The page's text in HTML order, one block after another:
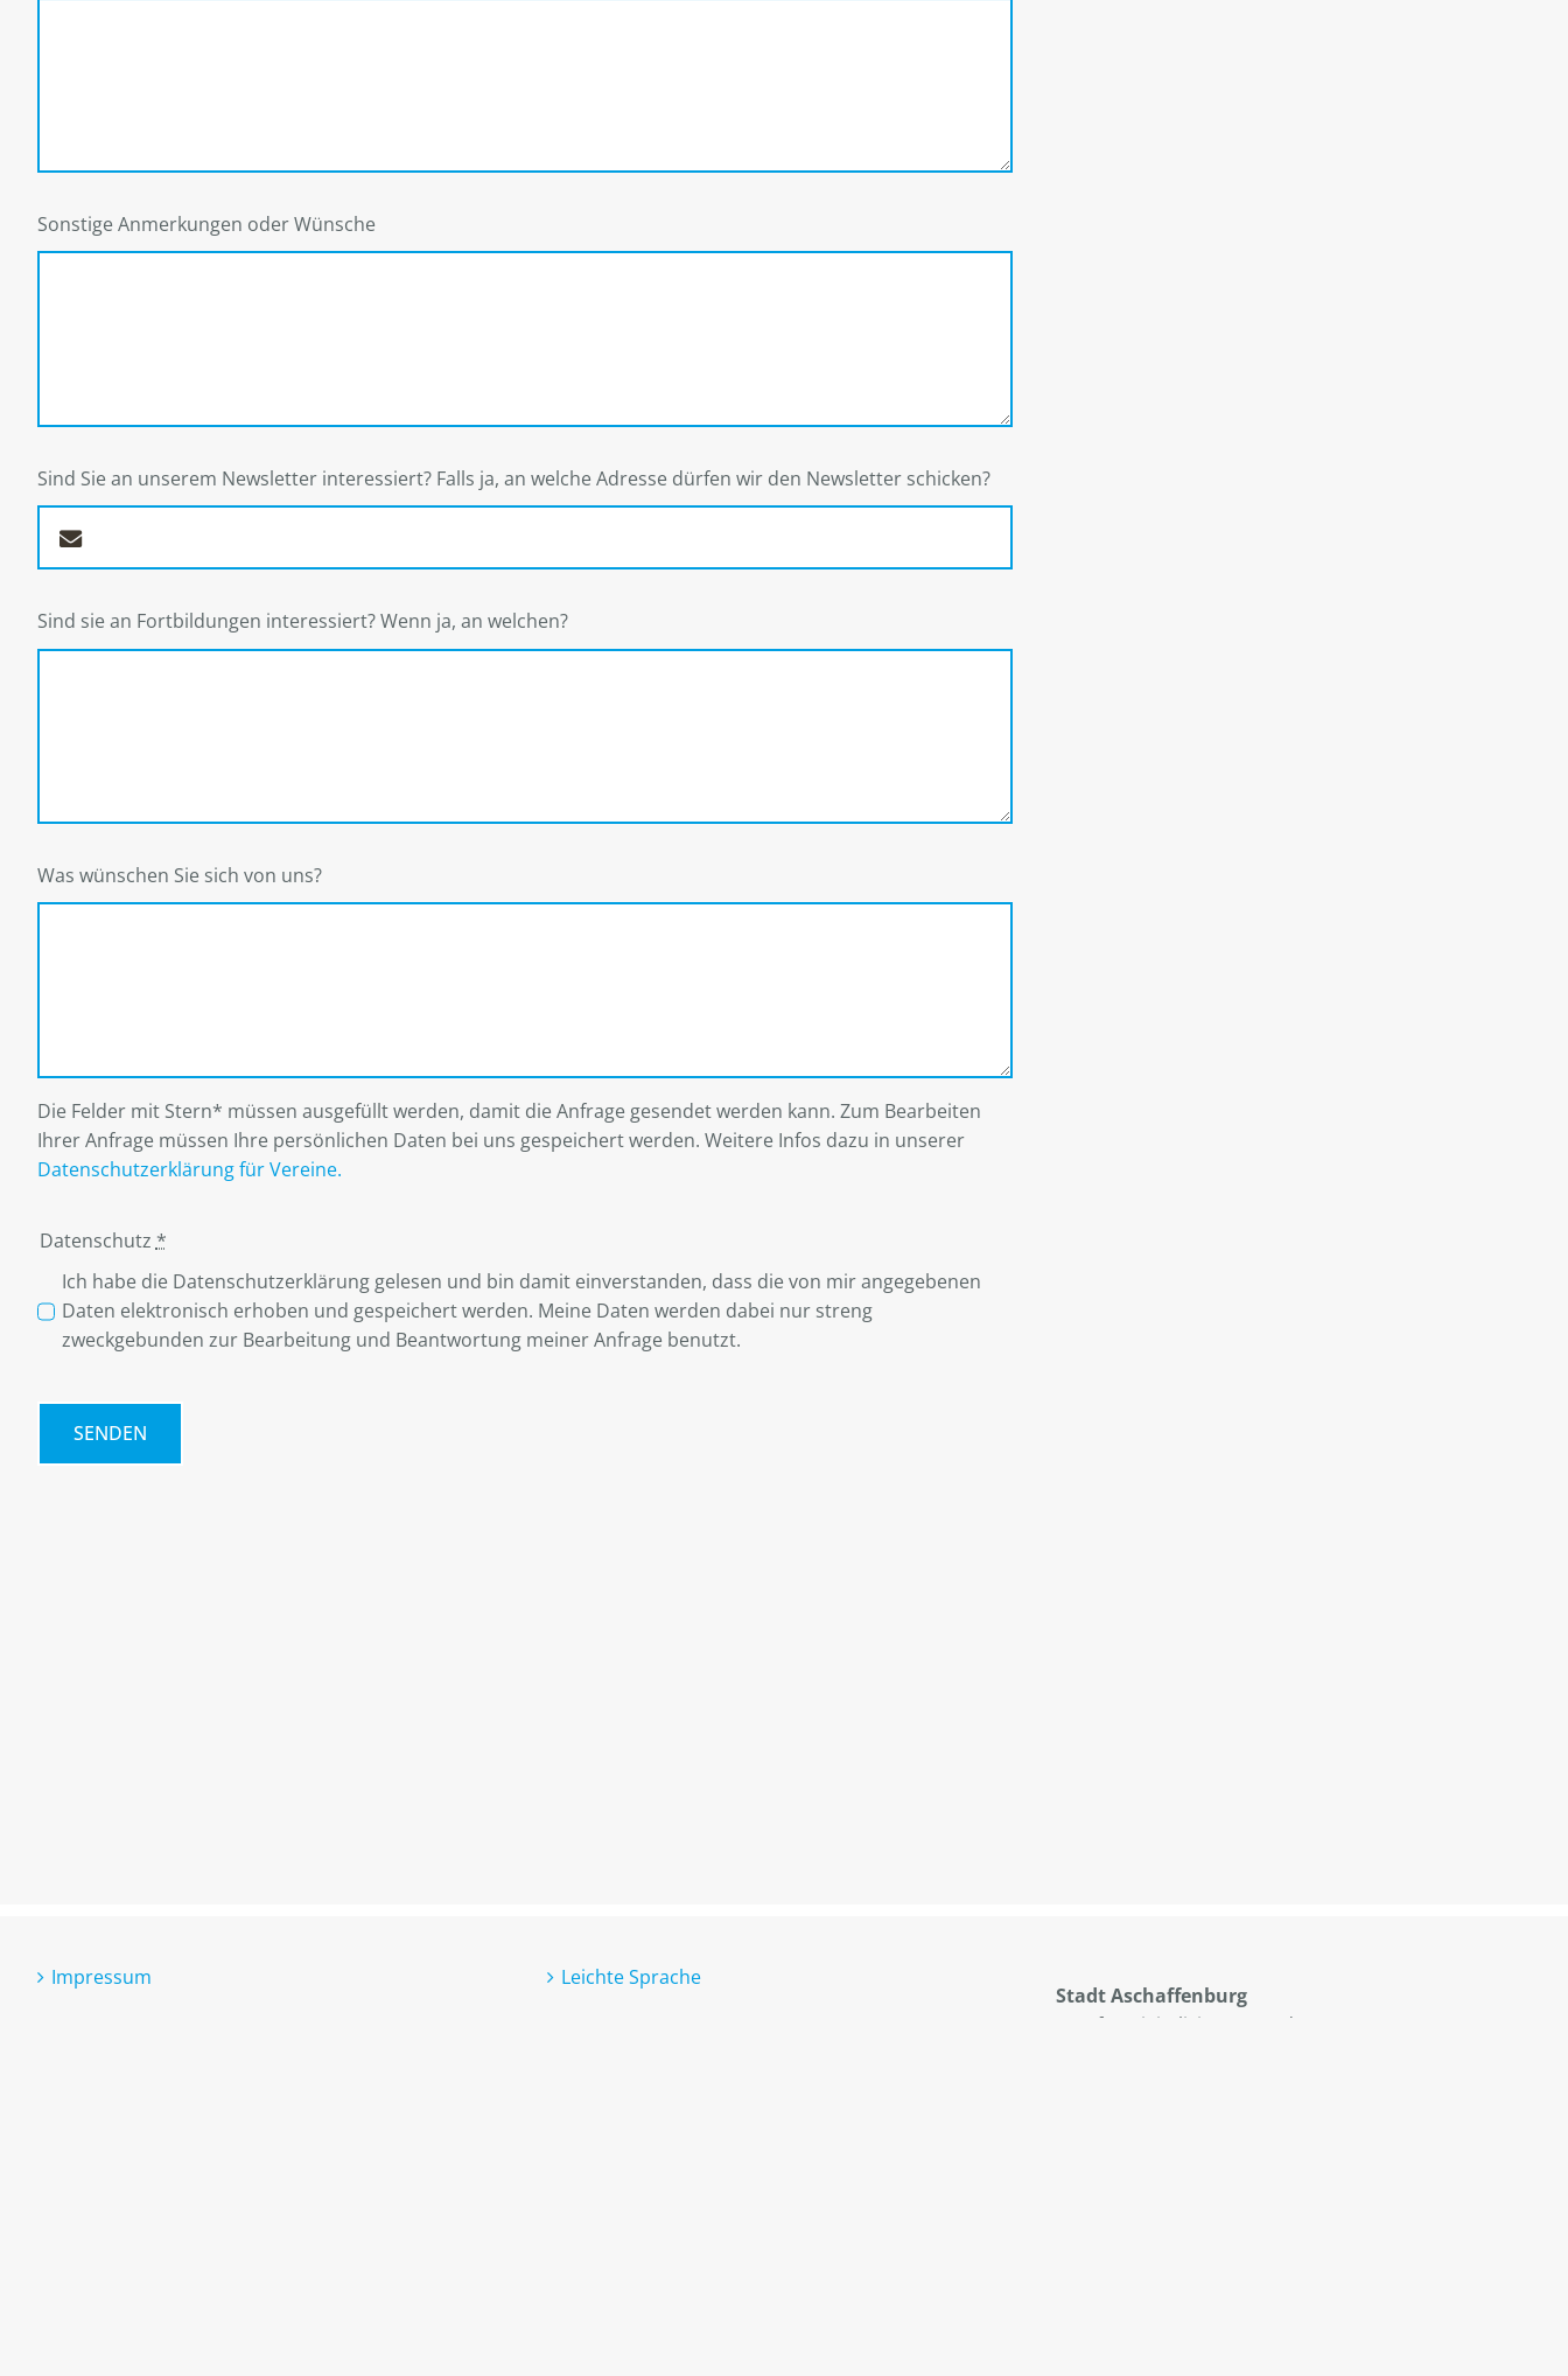
Sonstige Anmerkungen oder Wünsche
Sind Sie an unserem Newsletter interessiert? Falls ja, an welche Adresse dürfen wir den Newsletter schicken?
Sind sie an Fortbildungen interessiert? Wenn ja, an welchen?
Was wünschen Sie sich von uns?
Die Felder mit Stern* müssen ausgefüllt werden, damit die Anfrage gesendet werden kann. Zum Bearbeiten
Ihrer Anfrage müssen Ihre persönlichen Daten bei uns gespeichert werden. Weitere Infos dazu in unserer
Datenschutzerklärung für Vereine.
Datenschutz *
Ich habe die Datenschutzerklärung gelesen und bin damit einverstanden, dass die von mir angegebenen
Daten elektronisch erhoben und gespeichert werden. Meine Daten werden dabei nur streng
zweckgebunden zur Bearbeitung und Beantwortung meiner Anfrage benutzt.
SENDEN
Impressum Leichte Sprache
Stadt Aschaffenburg
Amt für Digitalisierung und IT